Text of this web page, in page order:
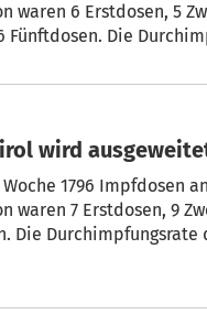
waren 6 Erstdosen, 5
Fünftdosen. Die
Impfung in Südtirol wird
1796 Impfdosen
waren 7 Erstdosen, 9
Die